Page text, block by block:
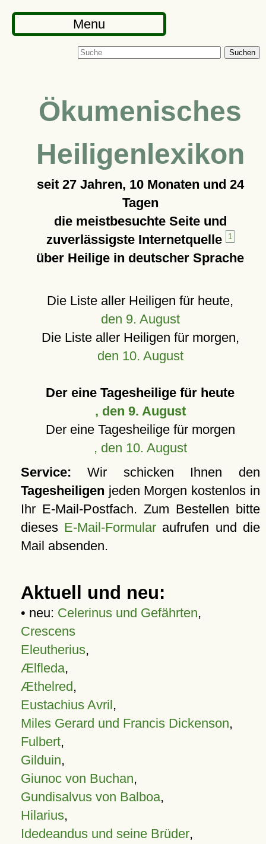
Menu
Suchen
Ökumenisches
Heiligenlexikon
seit 27 Jahren, 10 Monaten und 24
Tagen
die meistbesuchte Seite und
zuverlässigste Internetquelle
1
über Heilige in deutscher Sprache
Die Liste aller Heiligen für heute,
den 9. August
Die Liste aller Heiligen für morgen,
den 10. August
Der eine Tagesheilige für heute
, den 9. August
Der eine Tagesheilige für morgen
, den 10. August
Service: Wir schicken Ihnen den
Tagesheiligen jeden Morgen kostenlos in
Ihr E-Mail-Postfach. Zum Bestellen bitte
dieses E-Mail-Formular aufrufen und die
Mail absenden.
Aktuell und neu:
• neu: Celerinus und Gefährten,
Crescens
Eleutherius,
Ælfleda,
Æthelred,
Eustachius Avril,
Miles Gerard und Francis Dickenson,
Fulbert,
Gilduin,
Giunoc von Buchan,
Gundisalvus von Balboa,
Hilarius,
Idedeandus und seine Brüder,